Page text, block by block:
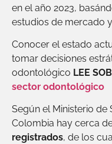
en el año 2023,
estudios de mercado
Conocer el estado
tomar decisiones
odontológico LEE
sector odontológico
Según el Ministerio de
Colombia hay cerca
registrados, de los